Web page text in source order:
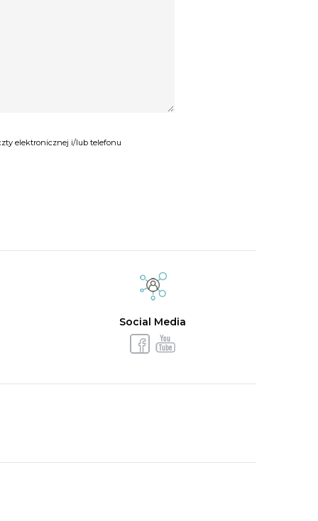
elektronicznej i/lub telefonu
Social Media